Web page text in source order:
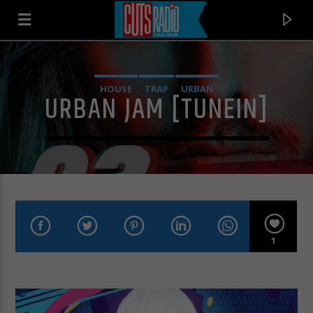
GIVE IT TO ME BABY
RICK JAMES
HOUSE TRAP URBAN
URBAN JAM [TUNEIN]
1